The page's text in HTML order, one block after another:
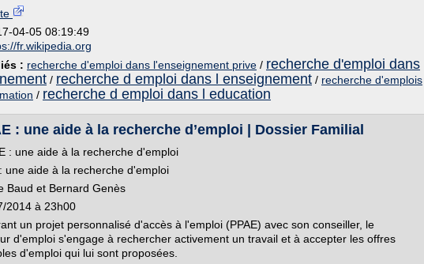
04-05 08:19:49
fr.wikipedia.org
: recherche d'emploi dans l'enseignement prive / recherche d'emploi dans
/ recherche d emploi dans l enseignement / recherche d'emplois
/ recherche d emploi dans l education
: une aide à la recherche d’emploi | Dossier Familial
: une aide à la recherche d'emploi
une aide à la recherche d'emploi
Baud et Bernard Genès
2014 à 23h00
un projet personnalisé d'accès à l'emploi (PPAE) avec son conseiller, le
d'emploi s'engage à rechercher activement un travail et à accepter les offres
d'emploi qui lui sont proposées.